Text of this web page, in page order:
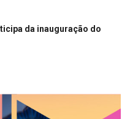
da inauguração do